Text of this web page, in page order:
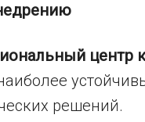
центр
решений.